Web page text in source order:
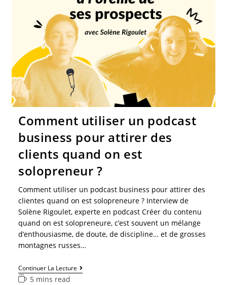
Comment utiliser un podcast
business pour attirer des
clients quand on est
solopreneur ?
Comment utiliser un podcast business pour attirer des
clientes quand on est solopreneure ? Interview de
Solène Rigoulet, experte en podcast Créer du contenu
quand on est solopreneure, c’est souvent un mélange
d’enthousiasme, de doute, de discipline… et de grosses
montagnes russes…
Continuer La Lecture
5 mins read